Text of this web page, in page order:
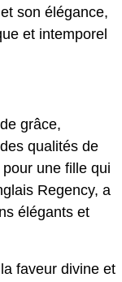
son élégance,
et intemporel
grâce,
qualités de
une fille qui
Regency, a
élégants et
faveur divine et